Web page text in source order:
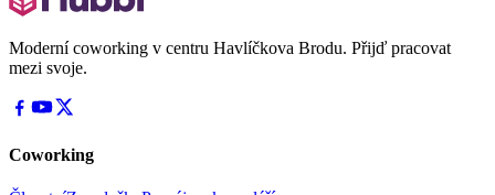
Moderní coworking v centru Havlíčkova Brodu. Přijď pracovat
mezi svoje.
Coworking